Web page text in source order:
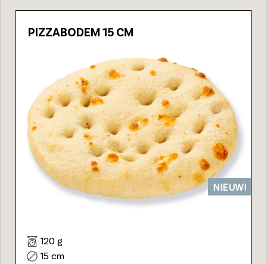
PIZZABODEM 15 CM
NIEUW!
120 g
15 cm